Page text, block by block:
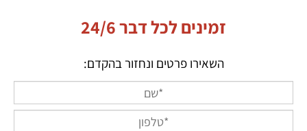
זמינים לכל דבר 24/6
השאירו פרטים ונחזור בהקדם: